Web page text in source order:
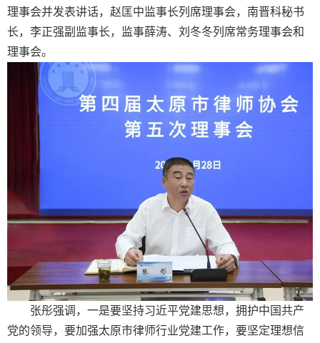
理事会并发表讲话，赵匡中监事长列席理事会，南晋科秘书
长，李正强副监事长，监事薛涛、刘冬冬列席常务理事会和
理事会。
张彤强调，一是要坚持习近平党建思想，拥护中国共产
党的领导，要加强太原市律师行业党建工作，要坚定理想信